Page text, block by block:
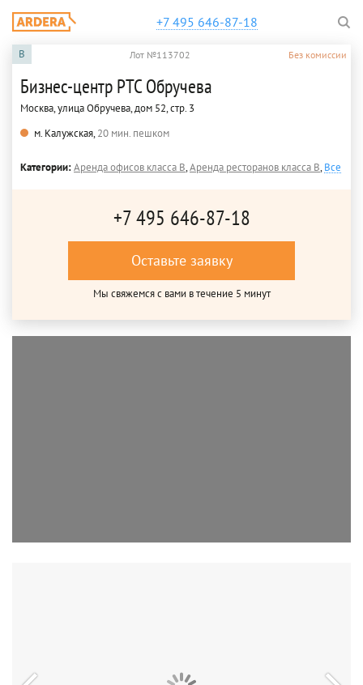
+7 495 646-87-18
B Лот №113702 Без комиссии
Бизнес-центр РТС Обручева
Москва, улица Обручева, дом 52, стр. 3
м. Калужская,20 мин. пешком
Категории:Аренда офисов класса B,Аренда ресторанов класса B,Все
+7 495 646-87-18
Оставьте заявку
Мы свяжемся с вами в течение 5 минут